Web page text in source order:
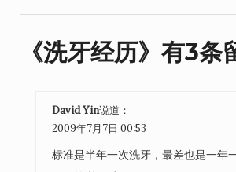
章
导
《洗牙经历》有3条
David Yin说道：
2009年7月7日 00:53
标准是半年一次洗牙，最差也是一年